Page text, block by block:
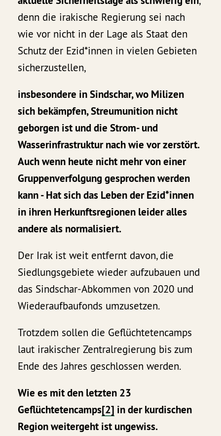
denn die irakische Regierung sei nach
wie vor nicht in der Lage als Staat den
Schutz der Ezid*innen in vielen Gebieten
sicherzustellen,
insbesondere in Sindschar, wo Milizen
sich bekämpfen, Streumunition nicht
geborgen ist und die Strom- und
Wasserinfrastruktur nach wie vor zerstört.
Auch wenn heute nicht mehr von einer
Gruppenverfolgung gesprochen werden
kann - Hat sich das Leben der Ezid*innen
in ihren Herkunftsregionen leider alles
andere als normalisiert.
Der Irak ist weit entfernt davon, die
Siedlungsgebiete wieder aufzubauen und
das Sindschar-Abkommen von 2020 und
Wiederaufbaufonds umzusetzen.
Trotzdem sollen die Geflüchtetencamps
laut irakischer Zentralregierung bis zum
Ende des Jahres geschlossen werden.
Wie es mit den letzten 23
Geflüchtetencamps[2] in der kurdischen
Region weitergeht ist ungewiss.